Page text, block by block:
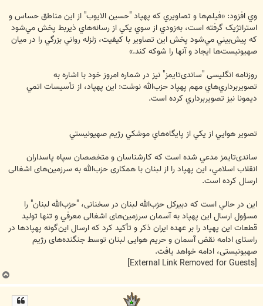
وي افزود: «فيلم‌ها و تصاويري که پهپاد "حسين الايوب" از اين مناطق حساس و
استراتژيک گرفته است، به‌زودي از سوي يکي از رسانه‌هاي ذيربط پخش مي‌شود
که پيش‌بيني مي‌شود پخش اين تصاوير با کيفيت، زلزله رواني بزرگي را در ميان
صهيونيست‌ها ايجاد و آنها را شوکه کند.»
روزنامه انگلیسی "ساندی‌تایمز" نيز در شماره امروز خود با اشاره به
تصويربرداري‌هاي مهم پهپاد حزب‌الله نوشت: اين پهپاد، از تأسيسات اتمي
ديمونا نيز تصويربرداري کرده است.
تصوير هوايي از يکي از پايگاه‌هاي موشکي رژيم صهيونيستي
ساندی‌‌تایمز مدعي شده است که کارشناسان و متخصصان سپاه پاسداران
انقلاب اسلامي، این پهپاد را از لبنان با همکاری حزب‌الله به سرزمین‌های اشغالی
ارسال کرده است.
اين در حالي است که دبیرکل حزب‌الله لبنان در سخنانی، "حزب‌الله لبنان" را
مسؤول ارسال این پهپاد به آسمان سرزمین‌های اشغالی معرفي و تنها توليد
قطعات اين پهپاد را بر عهده ايران ذکر و تأکيد کرد که ارسال این‌گونه پهپادها در
راستای ادامه نقض آسمان و حریم هوایی لبنان توسط جنگنده‌های رژیم
صهیونیستی، ادامه خواهد یافت.
[External Link Removed for Guests]